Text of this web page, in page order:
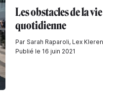
Les obstacles de la vie
quotidienne
Par Sarah Raparoli, Lex Kleren
Publié le 16 juin 2021